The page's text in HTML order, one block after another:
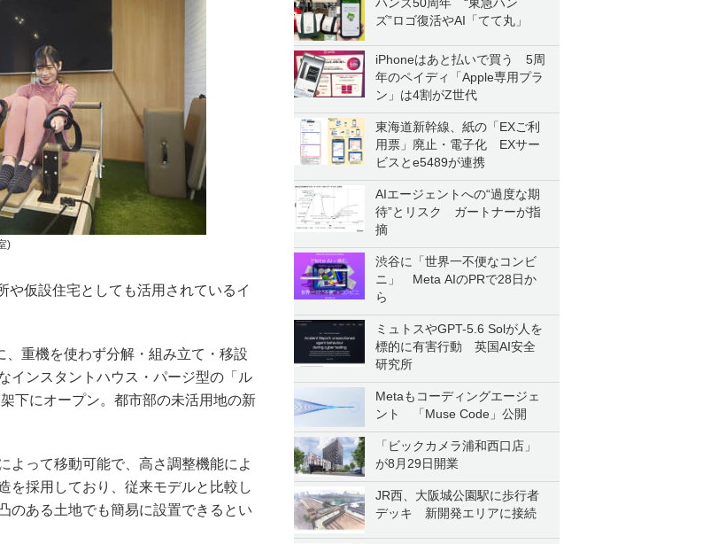
ズ”ロゴ復活やAI「てて丸」
iPhoneはあと払いで買う 5周
年のペイディ「Apple専用プラ
ン」は4割がZ世代
東海道新幹線、紙の「EXご利
用票」廃止・電子化 EXサー
ビスとe5489が連携
AIエージェントへの“過度な期
待”とリスク ガートナーが指
摘
渋谷に「世界一不便なコンビ
ニ」 Meta AIのPRで28日か
ら
ミュトスやGPT-5.6 Solが人を
標的に有害行動 英国AI安全
研究所
Metaもコーディングエージェ
ント 「Muse Code」公開
「ビックカメラ浦和西口店」
が8月29日開業
JR西、大阪城公園駅に歩行者
デッキ 新開発エリアに接続
)
や仮設住宅としても活用されているイ
重機を使わず分解・組み立て・移設
インスタントハウス・パージ型の「ル
下にオープン。都市部の未活用地の新
よって移動可能で、高さ調整機能によ
を採用しており、従来モデルと比較し
のある土地でも簡易に設置できるとい